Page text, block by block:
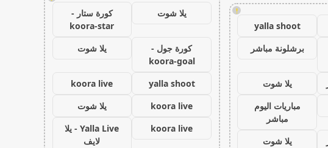
!
yalla shoot
برشلونة مباشر
يلا شوت
مباريات اليوم
مباشر
يلا شوت
يلا شوت
كورة ستار -
koora-star
كورة جول -
koora-goal
يلا شوت
yalla shoot
koora live
koora live
يلا شوت
koora live
Yalla Live - يلا
لايف